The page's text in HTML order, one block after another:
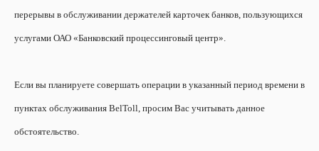
перерывы в обслуживании держателей карточек банков, пользующихся
услугами ОАО «Банковский процессинговый центр».
Если вы планируете совершать операции в указанный период времени в
пунктах обслуживания BelToll, просим Вас учитывать данное
обстоятельство.